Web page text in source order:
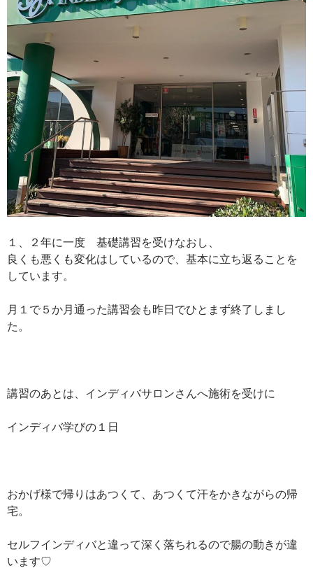
１、２年に一度 基礎講習を受けなおし、
良くも悪くも変化はしているので、基本に立ち返ることを
しています。
月１で５か月通った講習会も昨日でひとまず終了しまし
た。
講習のあとは、インディバサロンさんへ施術を受けに
インディバ学びの１日
おかげ様で帰りはあつくて、あつくて汗をかきながらの帰
宅。
セルフインディバと違って深く落ちれるので腸の動きが違
います♡